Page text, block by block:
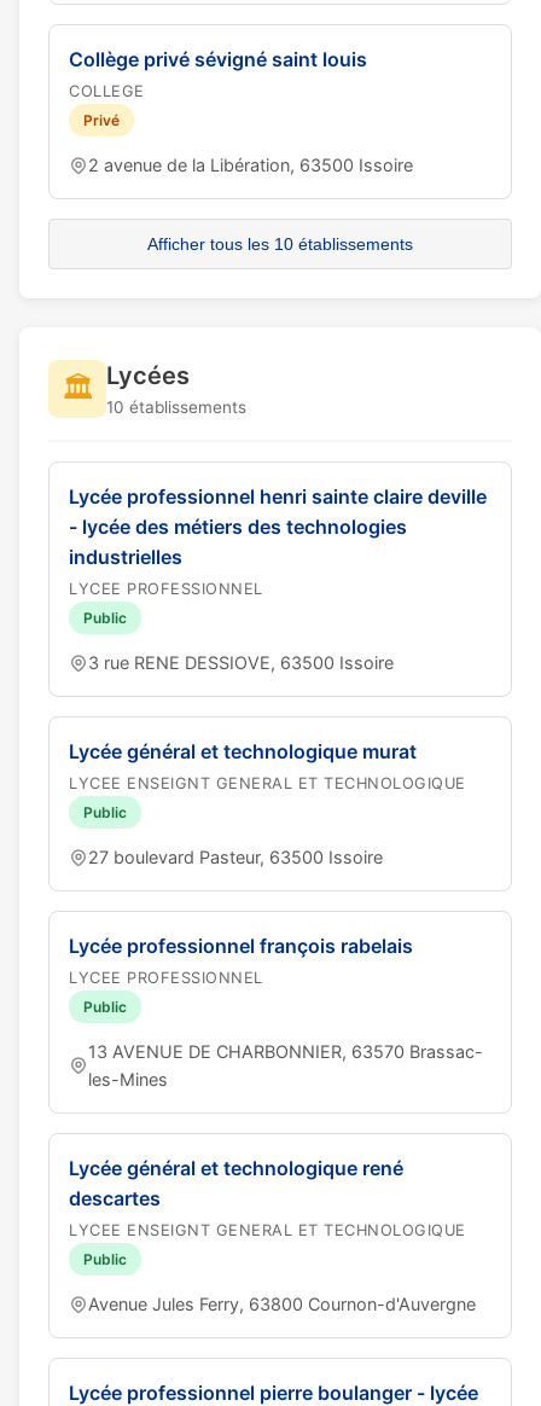
Collège privé sévigné saint louis
COLLEGE
Privé
2 avenue de la Libération, 63500 Issoire
Afficher tous les 10 établissements
🏛️ Lycées
10 établissements
Lycée professionnel henri sainte claire deville
- lycée des métiers des technologies
industrielles
LYCEE PROFESSIONNEL
Public
3 rue RENE DESSIOVE, 63500 Issoire
Lycée général et technologique murat
LYCEE ENSEIGNT GENERAL ET TECHNOLOGIQUE
Public
27 boulevard Pasteur, 63500 Issoire
Lycée professionnel françois rabelais
LYCEE PROFESSIONNEL
Public
13 AVENUE DE CHARBONNIER, 63570 Brassac-
les-Mines
Lycée général et technologique rené
descartes
LYCEE ENSEIGNT GENERAL ET TECHNOLOGIQUE
Public
Avenue Jules Ferry, 63800 Cournon-d'Auvergne
Lycée professionnel pierre boulanger - lycée